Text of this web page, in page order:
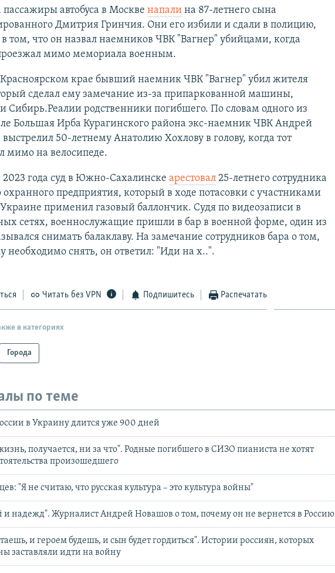
пассажиры автобуса в Москве напалина 87-летнего сына
Дмитрия Гринчия. Они его избили и сдали в полицию,
том, что он назвал наемников ЧВК "Вагнер" убийцами, когда
мимо мемориала военным.
крае бывший наемник ЧВК "Вагнер" убил жителя
сделал ему замечание из-за припаркованной машины,
Сибирь.Реалии родственники погибшего. По словам одного из
Большая Ирба Курагинского района экс-наемник ЧВК Андрей
50-летнему Анатолию Хохлову в голову, когда тот
мимо на велосипеде.
2023 года суд в Южно-Сахалинске арестовал25-летнего сотрудника
охранного предприятия, который в ходе потасовки с участниками
применил газовый баллончик. Судя по видеозаписи в
сетях, военнослужащие пришли в бар в военной форме, один из
снимать балаклаву. На замечание сотрудников бара о том,
необходимо снять, он ответил: "Иди на х..".
Читать без VPN Подпишитесь Распечатать
в категориях
Города
по теме
в Украину длится уже 900 дней
получается, ни за что". Родные погибшего в СИЗО пианиста не хотят
произошедшего
"Я не считаю, что русская культура – это культура войны"
и надежд". Журналист Андрей Новашов о том, почему он не вернется в Россию
и героем будешь, и сын будет гордиться". Истории россиян, которых
заставляли идти на войну